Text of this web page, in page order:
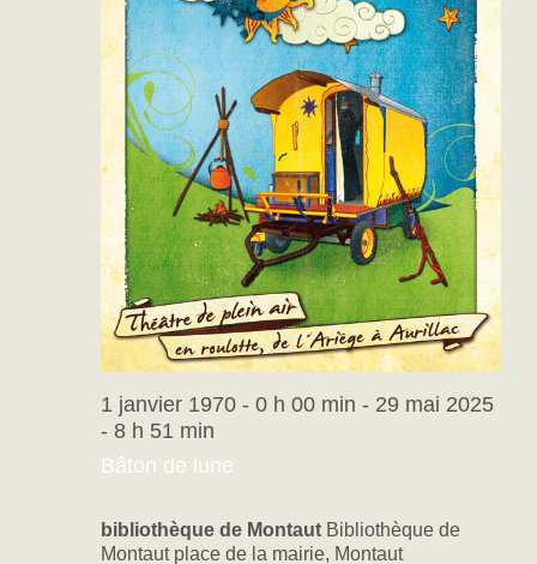
Bâton de lune
1 janvier 1970 - 0 h 00 min - 29 mai 2025
- 8 h 51 min
bibliothèque de Montaut Bibliothèque de
Montaut place de la mairie, Montaut